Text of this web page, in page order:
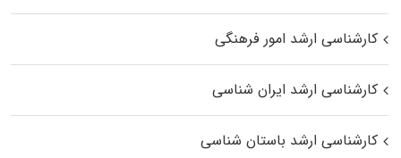
کارشناسی ارشد امور فرهنگی
کارشناسی ارشد ایران شناسی
کارشناسی ارشد باستان شناسی